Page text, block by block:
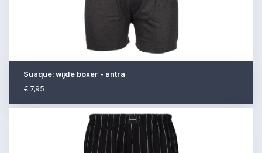
Suaque: wijde boxer - antra
€ 7,95